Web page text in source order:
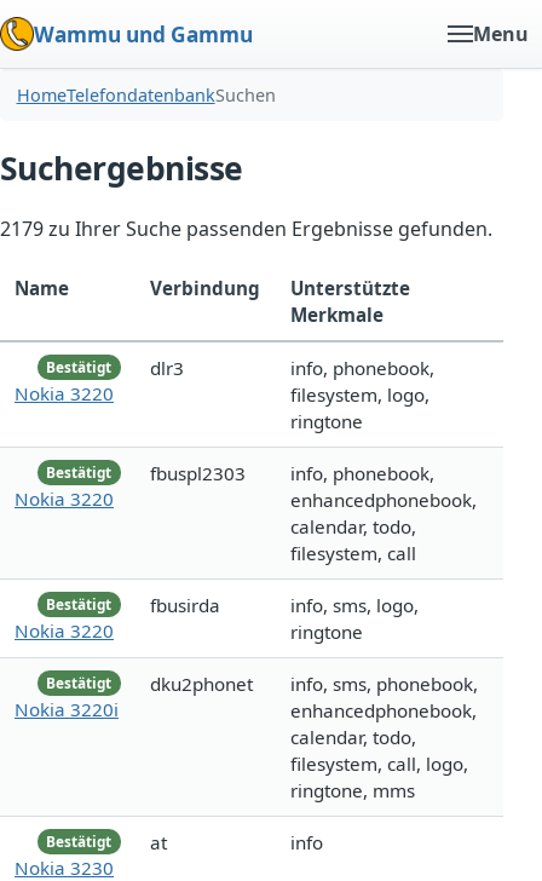
Wammu und Gammu Menu
HomeTelefondatenbankSuchen
Suchergebnisse
2179 zu Ihrer Suche passenden Ergebnisse gefunden.
Name Verbindung
Unterstützte
Merkmale
Bestätigt
Nokia 3220
dlr3
info, phonebook,
filesystem, logo,
ringtone
Bestätigt
Nokia 3220
fbuspl2303
info, phonebook,
enhancedphonebook,
calendar, todo,
filesystem, call
Bestätigt
Nokia 3220
fbusirda
info, sms, logo,
ringtone
Bestätigt
Nokia 3220i
dku2phonet
info, sms, phonebook,
enhancedphonebook,
calendar, todo,
filesystem, call, logo,
ringtone, mms
Bestätigt
Nokia 3230
at info